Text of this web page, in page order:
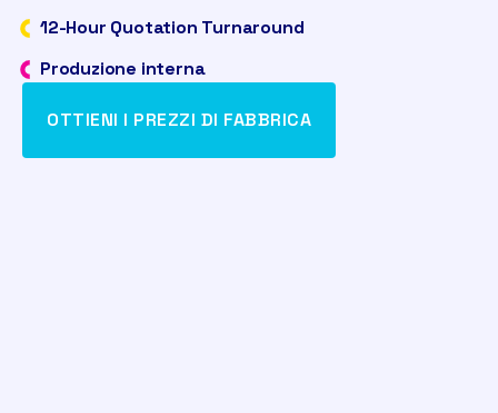
12-Hour Quotation Turnaround
Produzione interna
OTTIENI I PREZZI DI FABBRICA